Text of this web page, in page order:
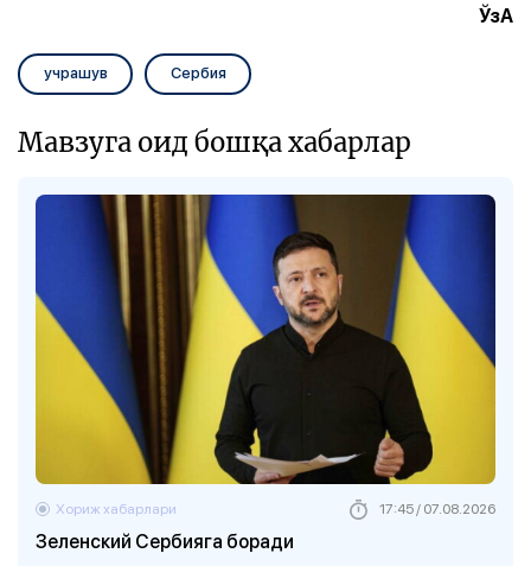
ЎзА
учрашув Сербия
Мавзуга оид бошқа хабарлар
Зеленский Сербияга боради
Хориж хабарлари 17:45 / 07.08.2026